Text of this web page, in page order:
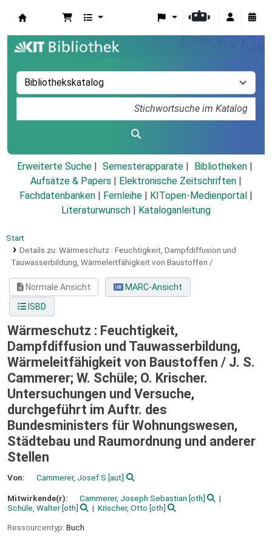
Erweiterte Suche Semesterapparate
Bibliotheken
Aufsätze & Papers
Elektronische Zeitschriften
Fachdatenbanken
Fernleihe KITopen-Medienportal
Literaturwunsch
Kataloganleitung
Start
Details zu: Wärmeschutz : Feuchtigkeit, Dampfdiffusion und
Tauwasserbildung, Wärmeleitfähigkeit von Baustoffen /
Normale Ansicht
MARC-Ansicht
ISBD
Wärmeschutz : Feuchtigkeit,
Dampfdiffusion und Tauwasserbildung,
Wärmeleitfähigkeit von Baustoffen / J. S.
Cammerer; W. Schüle; O. Krischer.
Untersuchungen und Versuche,
durchgeführt im Auftr. des
Bundesministers für Wohnungswesen,
Städtebau und Raumordnung und anderer
Stellen
Von: Cammerer, Josef S [aut]
Mitwirkende(r): Cammerer, Joseph Sebastian [oth]
Schüle, Walter[oth] Krischer, Otto [oth]
Ressourcentyp: Buch